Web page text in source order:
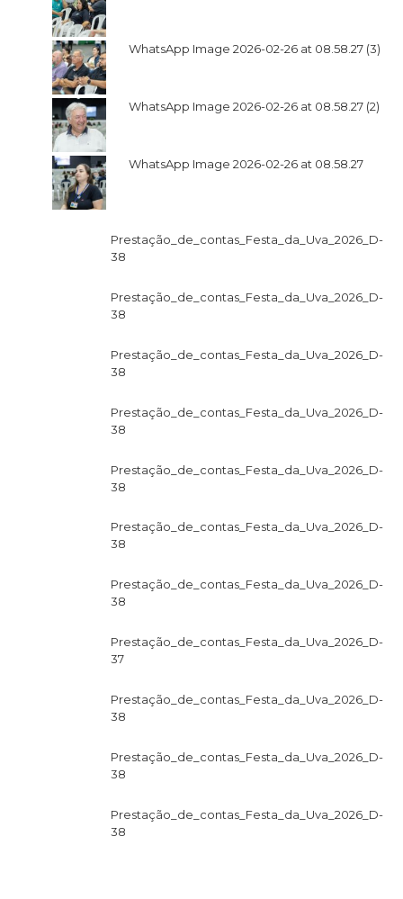
WhatsApp Image 2026-02-26 at 08.58.27 (3)
WhatsApp Image 2026-02-26 at 08.58.27 (2)
WhatsApp Image 2026-02-26 at 08.58.27
Prestação_de_contas_Festa_da_Uva_2026_D-
38
Prestação_de_contas_Festa_da_Uva_2026_D-
38
Prestação_de_contas_Festa_da_Uva_2026_D-
38
Prestação_de_contas_Festa_da_Uva_2026_D-
38
Prestação_de_contas_Festa_da_Uva_2026_D-
38
Prestação_de_contas_Festa_da_Uva_2026_D-
38
Prestação_de_contas_Festa_da_Uva_2026_D-
38
Prestação_de_contas_Festa_da_Uva_2026_D-
37
Prestação_de_contas_Festa_da_Uva_2026_D-
38
Prestação_de_contas_Festa_da_Uva_2026_D-
38
Prestação_de_contas_Festa_da_Uva_2026_D-
38